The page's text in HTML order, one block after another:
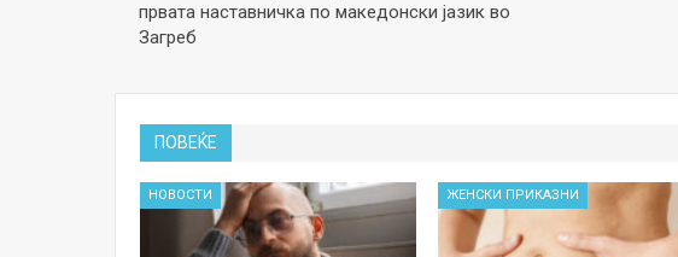
првата наставничка по македонски јазик во
Загреб
ПОВЕЌЕ
НОВОСТИ ЖЕНСКИ ПРИКАЗНИ